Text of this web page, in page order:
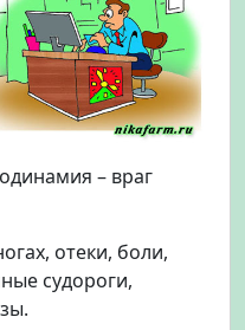
– враг
отеки, боли,
судороги,